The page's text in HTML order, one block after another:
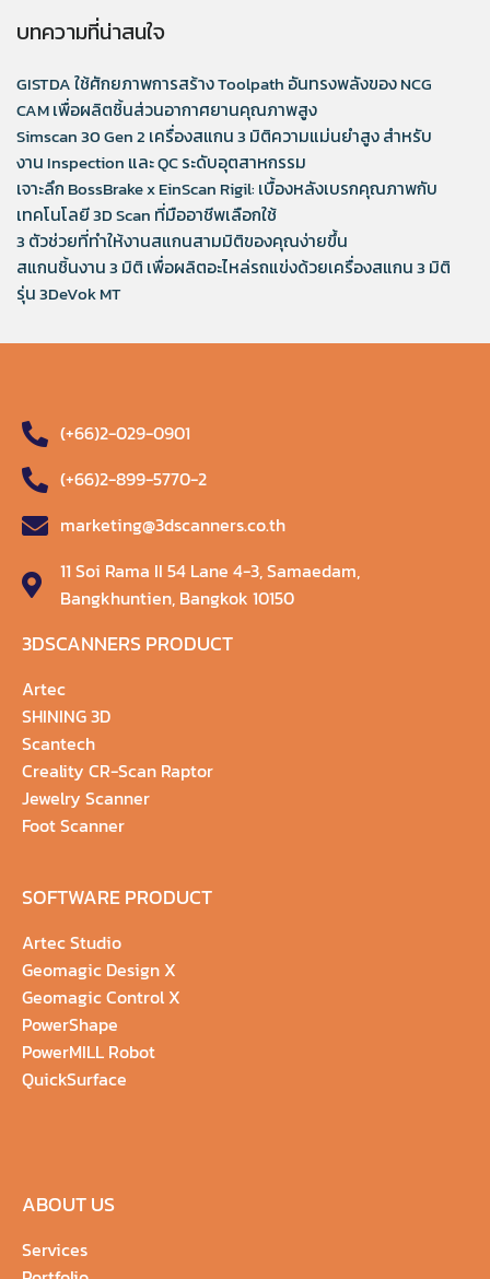
บทความที่น่าสนใจ
GISTDA ใช้ศักยภาพการสร้าง Toolpath อันทรงพลังของ NCG
CAM เพื่อผลิตชิ้นส่วนอากาศยานคุณภาพสูง
Simscan 30 Gen 2 เครื่องสแกน 3 มิติความแม่นยำสูง สำหรับ
งาน Inspection และ QC ระดับอุตสาหกรรม
เจาะลึก BossBrake x EinScan Rigil: เบื้องหลังเบรกคุณภาพกับ
เทคโนโลยี 3D Scan ที่มืออาชีพเลือกใช้
3 ตัวช่วยที่ทำให้งานสแกนสามมิติของคุณง่ายขึ้น
สแกนชิ้นงาน 3 มิติ เพื่อผลิตอะไหล่รถแข่งด้วยเครื่องสแกน 3 มิติ
รุ่น 3DeVok MT
(+66)2-029-0901
(+66)2-899-5770-2
marketing@3dscanners.co.th
11 Soi Rama II 54 Lane 4-3, Samaedam,
Bangkhuntien, Bangkok 10150
3DSCANNERS PRODUCT
Artec
SHINING 3D
Scantech
Creality CR-Scan Raptor
Jewelry Scanner
Foot Scanner
SOFTWARE PRODUCT
Artec Studio
Geomagic Design X
Geomagic Control X
PowerShape
PowerMILL Robot
QuickSurface
ABOUT US
Services